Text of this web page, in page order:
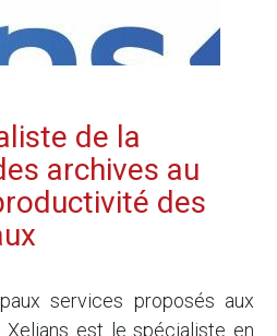
de la
archives au
des
services proposés aux
Xelians est le spécialiste en